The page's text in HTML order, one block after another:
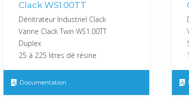
Clack WS1.00TT
Dénitrateur Industriel Clack
Vanne Clack Twin WS1.00TT
Duplex
25 à 225 litres dé résine
Documentation